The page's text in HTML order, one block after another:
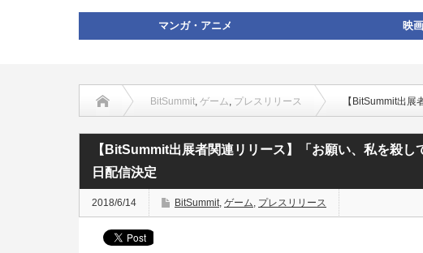
マンガ・アニメ 映
BitSummit, ゲーム, プレスリリース 【BitSummit出
【BitSummit出展者関連リリース】「お願い、私を
日配信決定
2018/6/14 BitSummit, ゲーム, プレスリリース